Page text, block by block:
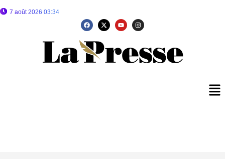
7 août 2026 03:34